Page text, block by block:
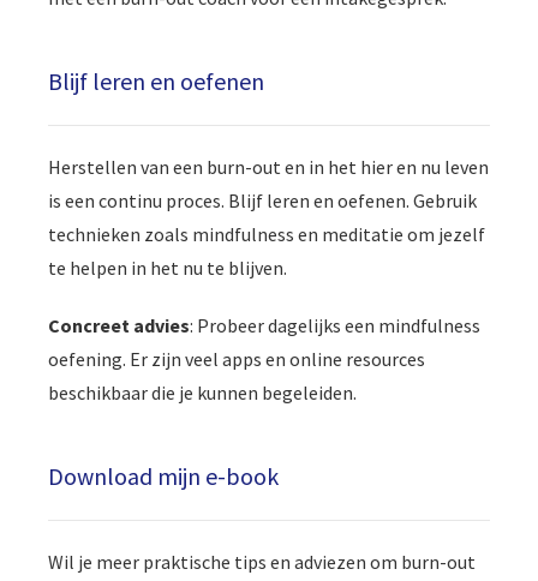
Blijf leren en oefenen
Herstellen van een burn-out en in het hier en nu leven
is een continu proces. Blijf leren en oefenen. Gebruik
technieken zoals mindfulness en meditatie om jezelf
te helpen in het nu te blijven.
Concreet advies: Probeer dagelijks een mindfulness
oefening. Er zijn veel apps en online resources
beschikbaar die je kunnen begeleiden.
Download mijn e-book
Wil je meer praktische tips en adviezen om burn-out